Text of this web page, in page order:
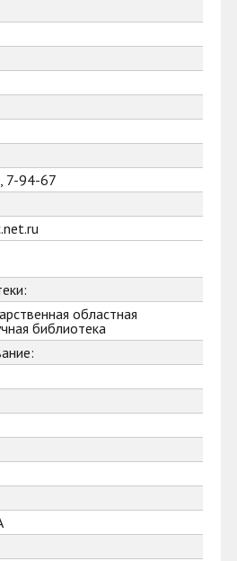
7-94-67
областная
библиотека